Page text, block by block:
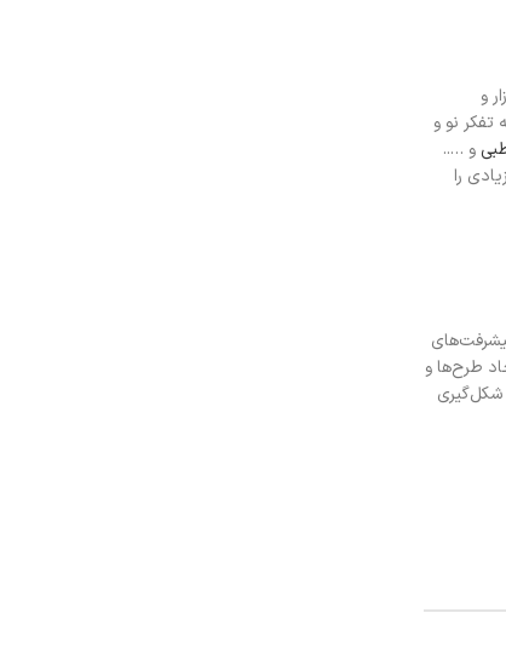
و
تفکر نو و
و …..
را
طرح‌ها و
شکل‌گیری